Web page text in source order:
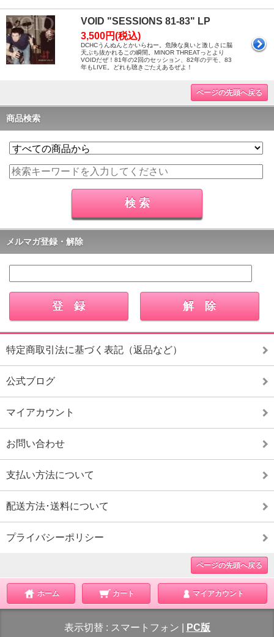
VOID "SESSIONS 81-83" LP
3,500円(税込)
DCHCうんぬんとかいらねー。危険な臭いと激しさに脳
天ぶち抜かれるこの瞬間。MINOR THREATっとより
VOIDだぜ！81年の2回のセッション、82年のデモ、83
年もLIVE。どれも聴きごたえあるぜよ！
ページの先頭へ戻る
商品検索
メルマガ登録・解除
特定商取引法に基づく表記（返品など）
公式ブログ
マイアカウント
お問い合わせ
支払い方法について
配送方法･送料について
プライバシーポリシー
ページの先頭へ戻る
ホーム カート マイアカウント
表示切替 : スマートフォン PC版